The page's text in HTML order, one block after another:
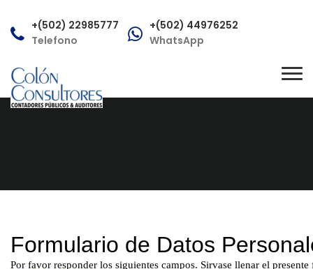
+(502) 22985777
Telefono
+(502) 44976252
WhatsApp
Correo